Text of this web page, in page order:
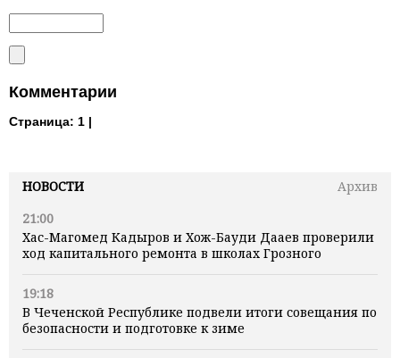
НОВОСТИ
Архив
21:00
Хас-Магомед Кадыров и Хож-Бауди Дааев проверили
ход капитального ремонта в школах Грозного
19:18
В Чеченской Республике подвели итоги совещания по
безопасности и подготовке к зиме
Комментарии
Страница: 1 |